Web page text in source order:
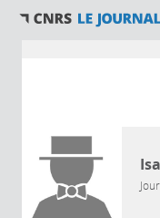
AUTEUR